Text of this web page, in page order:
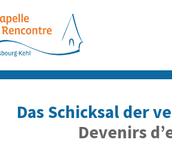
Das Schicksal der
Devenirs